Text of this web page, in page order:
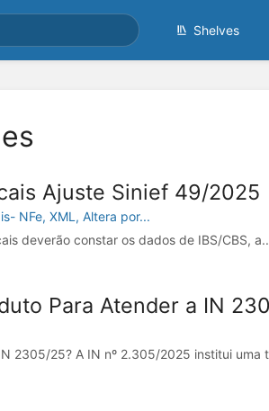
Shelves
Ajuste Sinief 49/2025
NFe, XML, Altera por...
deverão constar os dados de IBS/CBS,
Para Atender a IN
2305/25? A IN nº 2.305/2025 institui uma